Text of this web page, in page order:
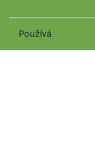
Používá